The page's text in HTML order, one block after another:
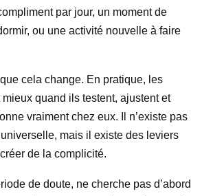
par jour, un moment de
ou une activité nouvelle à faire
cela change. En pratique, les
quand ils testent, ajustent et
vraiment chez eux. Il n’existe pas
mais il existe des leviers
de la complicité.
de doute, ne cherche pas d’abord